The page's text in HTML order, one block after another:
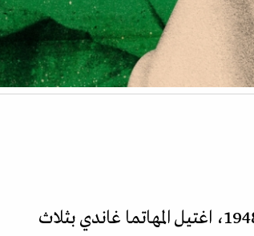
في تمام الساعة الخامسة وسبع عشرة دقيقة من عصر يوم 30 يناير/كانون الثاني 1948، اغتيل المهاتما غاندي بثلاث